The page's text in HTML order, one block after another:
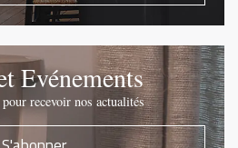
Evénements
recevoir nos actualités